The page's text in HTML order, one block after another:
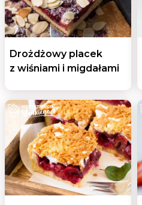
Drożdżowy placek
z wiśniami i migdałami